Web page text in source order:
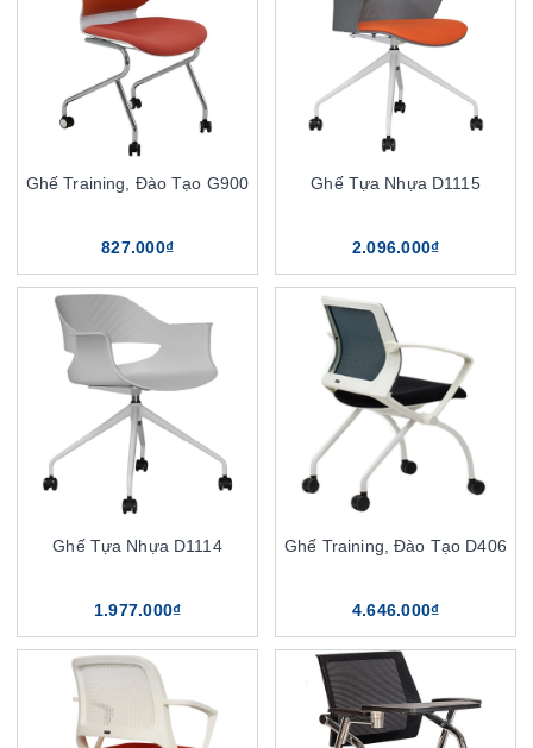
Ghế Training, Đào Tạo G900
827.000₫
Ghế Tựa Nhựa D1115
2.096.000₫
Ghế Tựa Nhựa D1114
1.977.000₫
Ghế Training, Đào Tạo D406
4.646.000₫